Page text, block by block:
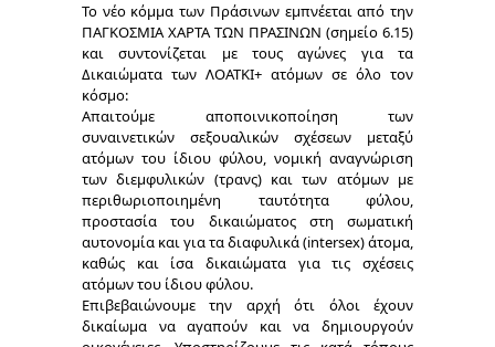
Το νέο κόμμα των Πράσινων εμπνέεται από την
ΠΑΓΚΟΣΜΙΑ ΧΑΡΤΑ ΤΩΝ ΠΡΑΣΙΝΩΝ (σημείο 6.15)
και συντονίζεται με τους αγώνες για τα
Δικαιώματα των ΛΟΑΤΚΙ+ ατόμων σε όλο τον
κόσμο:
Απαιτούμε αποποινικοποίηση των
συναινετικών σεξουαλικών σχέσεων μεταξύ
ατόμων του ίδιου φύλου, νομική αναγνώριση
των διεμφυλικών (τρανς) και των ατόμων με
περιθωριοποιημένη ταυτότητα φύλου,
προστασία του δικαιώματος στη σωματική
αυτονομία και για τα διαφυλικά (intersex) άτομα,
καθώς και ίσα δικαιώματα για τις σχέσεις
ατόμων του ίδιου φύλου.
Επιβεβαιώνουμε την αρχή ότι όλοι έχουν
δικαίωμα να αγαπούν και να δημιουργούν